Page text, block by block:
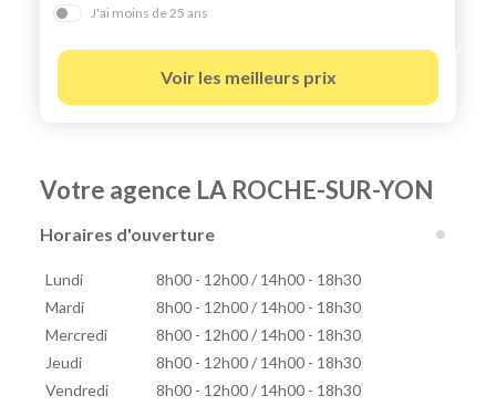
J'ai moins de 25 ans
Voir les meilleurs prix
Votre agence LA ROCHE-SUR-YON
Horaires d'ouverture
Lundi
8h00 - 12h00 / 14h00 - 18h30
Mardi
8h00 - 12h00 / 14h00 - 18h30
Mercredi
8h00 - 12h00 / 14h00 - 18h30
Jeudi
8h00 - 12h00 / 14h00 - 18h30
Vendredi
8h00 - 12h00 / 14h00 - 18h30